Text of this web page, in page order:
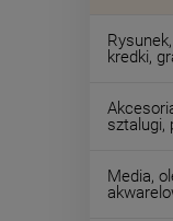
kredki,
sztalugi,
Media,